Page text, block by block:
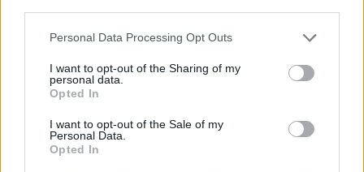
negar su consentimiento. Tenga en cuenta que algún
de su consentimiento, pero usted tiene el derecho de
rechazar tal procesamiento. Sus preferencias se aplicarán
cualquier momento entrando de nuevo en este sitio web o
visitando nuestra política de privacidad.
Personal Data Processing Opt Outs
I want to opt-out of the Sharing of my
personal data.
Opted In
I want to opt-out of the Sale of my
Personal Data.
Opted In